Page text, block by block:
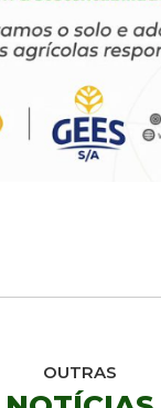
OUTRAS